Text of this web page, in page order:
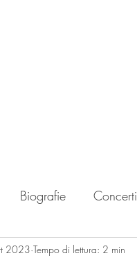
Biografie Concerti
2023 Tempo di lettura: 2 min